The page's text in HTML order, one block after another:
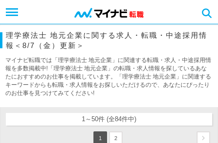
理学療法士 地元企業に関する求人・転職・中途採用情
報＜8/7（金）更新＞
マイナビ転職では「理学療法士 地元企業」に関連する転職・求人・中途採用情
報を多数掲載中!「理学療法士 地元企業」の転職・求人情報を探しているあな
たにおすすめのお仕事を掲載しています。「理学療法士 地元企業」に関連する
キーワードからも転職・求人情報をお探しいただけるので、あなたにぴったり
のお仕事を見つけてみてください!
1～50件 (全84件中)
1 2